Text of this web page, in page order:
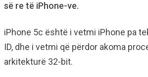
së re të iPhone-ve.
iPhone 5c është i vetmi iPhone pa
ID, dhe i vetmi që përdor akoma
arkitekturë 32-bit.